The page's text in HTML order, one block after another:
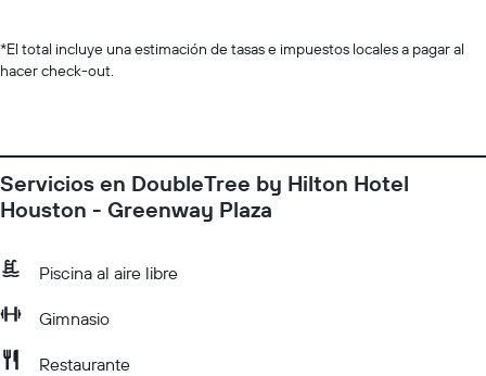
*El total incluye una estimación de tasas e impuestos locales a pagar al
hacer check-out.
Servicios en DoubleTree by Hilton Hotel
Houston - Greenway Plaza
Piscina al aire libre
Gimnasio
Restaurante